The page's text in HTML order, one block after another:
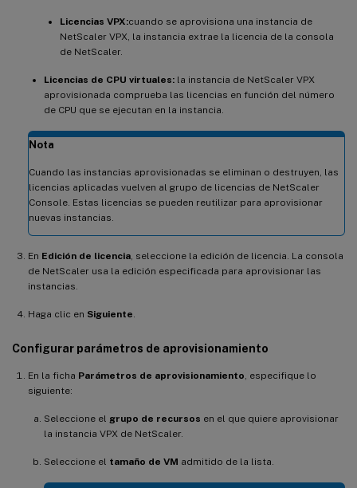
Licencias VPX:cuando se aprovisiona una instancia de
NetScaler VPX, la instancia extrae la licencia de la consola
de NetScaler.
Licencias de CPU virtuales: la instancia de NetScaler VPX
aprovisionada comprueba las licencias en función del número
de CPU que se ejecutan en la instancia.
Nota
Cuando las instancias aprovisionadas se eliminan o destruyen, las
licencias aplicadas vuelven al grupo de licencias de NetScaler
Console. Estas licencias se pueden reutilizar para aprovisionar
nuevas instancias.
En Edición de licencia , seleccione la edición de licencia. La consola
de NetScaler usa la edición especificada para aprovisionar las
instancias.
Haga clic en Siguiente
Configurar parámetros de aprovisionamiento
En la ficha Parámetros de aprovisionamiento , especifique lo
siguiente:
Seleccione el grupo de recursos en el que quiere aprovisionar
la instancia VPX de NetScaler.
Seleccione el tamaño de VM admitido de la lista.